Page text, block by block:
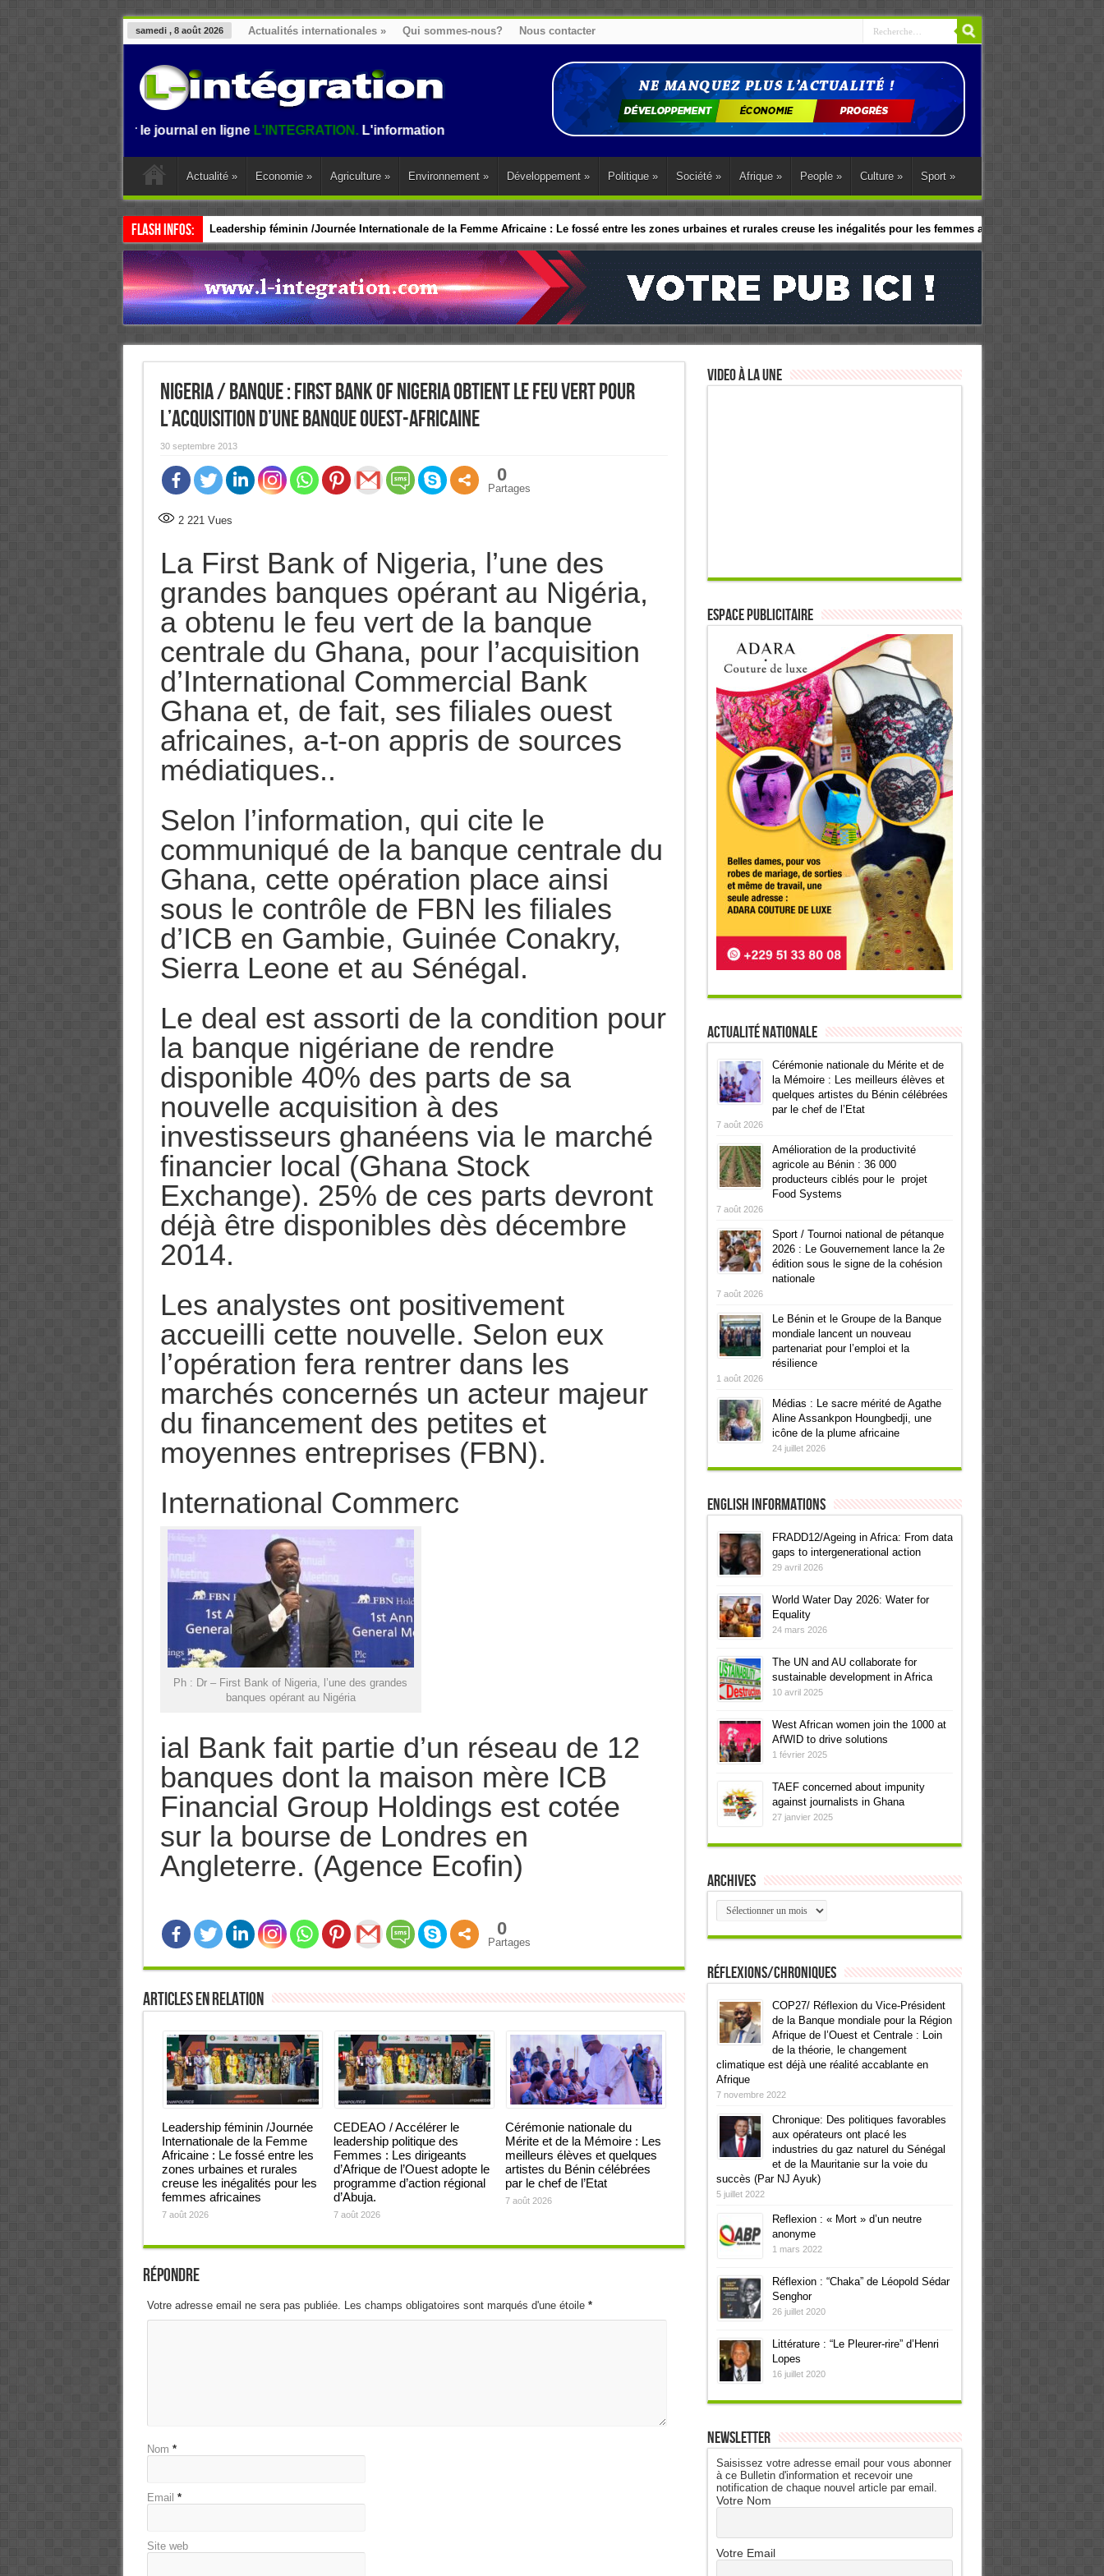
samedi , 8 août 2026 Actualités internationales » Qui sommes-nous? Nous contacter
sur le journal en ligneL'INTEGRATION.L'information au Benin, en Afrique et dans le monde.
Actualité » Economie » Agriculture » Environnement » Développement » Politique » Société » Afrique » People » Culture » Sport »
Flash Infos: Leadership féminin /Journée Internationale de la Femme Africaine : Le fossé entre les zones urbaines et rurales creuse les inégalités pour les femmes africaines
Nigeria / Banque : First Bank of Nigeria obtient le feu vert pour
l’acquisition d’une banque ouest-africaine
30 septembre 2013
0
Partages
2 221Vues
La First Bank of Nigeria, l’une des
grandes banques opérant au Nigéria,
a obtenu le feu vert de la banque
centrale du Ghana, pour l’acquisition
d’International Commercial Bank
Ghana et, de fait, ses filiales ouest
africaines, a-t-on appris de sources
médiatiques..
Selon l’information, qui cite le
communiqué de la banque centrale du
Ghana, cette opération place ainsi
sous le contrôle de FBN les filiales
d’ICB en Gambie, Guinée Conakry,
Sierra Leone et au Sénégal.
Le deal est assorti de la condition pour
la banque nigériane de rendre
disponible 40% des parts de sa
nouvelle acquisition à des
investisseurs ghanéens via le marché
financier local (Ghana Stock
Exchange). 25% de ces parts devront
déjà être disponibles dès décembre
2014.
Les analystes ont positivement
accueilli cette nouvelle. Selon eux
l’opération fera rentrer dans les
marchés concernés un acteur majeur
du financement des petites et
moyennes entreprises (FBN).
International Commerc
Ph : Dr – First Bank of Nigeria, l’une des grandes
banques opérant au Nigéria
ial Bank fait partie d’un réseau de 12
banques dont la maison mère ICB
Financial Group Holdings est cotée
sur la bourse de Londres en
Angleterre. (Agence Ecofin)
0
Partages
Articles en relation
Leadership féminin /Journée
Internationale de la Femme
Africaine : Le fossé entre les
zones urbaines et rurales
creuse les inégalités pour les
femmes africaines
7 août 2026
CEDEAO / Accélérer le
leadership politique des
Femmes : Les dirigeants
d’Afrique de l’Ouest adopte le
programme d’action régional
d’Abuja.
7 août 2026
Cérémonie nationale du
Mérite et de la Mémoire : Les
meilleurs élèves et quelques
artistes du Bénin célébrées
par le chef de l’Etat
7 août 2026
Répondre
Votre adresse email ne sera pas publiée. Les champs obligatoires sont marqués d'une étoile *
Nom *
Email *
Site web
Video à la Une
ESPACE PUBLICITAIRE
Actualité Nationale
Cérémonie nationale du Mérite et de
la Mémoire : Les meilleurs élèves et
quelques artistes du Bénin célébrées
par le chef de l’Etat
7 août 2026
Amélioration de la productivité
agricole au Bénin : 36 000
producteurs ciblés pour le projet
Food Systems
7 août 2026
Sport / Tournoi national de pétanque
2026 : Le Gouvernement lance la 2e
édition sous le signe de la cohésion
nationale
7 août 2026
Le Bénin et le Groupe de la Banque
mondiale lancent un nouveau
partenariat pour l’emploi et la
résilience
1 août 2026
Médias : Le sacre mérité de Agathe
Aline Assankpon Houngbedji, une
icône de la plume africaine
24 juillet 2026
English informations
FRADD12/Ageing in Africa: From data
gaps to intergenerational action
29 avril 2026
World Water Day 2026: Water for
Equality
24 mars 2026
The UN and AU collaborate for
sustainable development in Africa
10 avril 2025
West African women join the 1000 at
AfWID to drive solutions
1 février 2025
TAEF concerned about impunity
against journalists in Ghana
27 janvier 2025
Archives
Archives
Réflexions/Chroniques
COP27/ Réflexion du Vice-Président
de la Banque mondiale pour la Région
Afrique de l’Ouest et Centrale : Loin
de la théorie, le changement
climatique est déjà une réalité accablante en
Afrique
7 novembre 2022
Chronique: Des politiques favorables
aux opérateurs ont placé les
industries du gaz naturel du Sénégal
et de la Mauritanie sur la voie du
succès (Par NJ Ayuk)
5 juillet 2022
Reflexion : « Mort » d’un neutre
anonyme
1 mars 2022
Réflexion : “Chaka” de Léopold Sédar
Senghor
26 juillet 2020
Littérature : “Le Pleurer-rire” d’Henri
Lopes
16 juillet 2020
Newsletter
Saisissez votre adresse email pour vous abonner
à ce Bulletin d'information et recevoir une
notification de chaque nouvel article par email.
Votre Nom
Votre Email